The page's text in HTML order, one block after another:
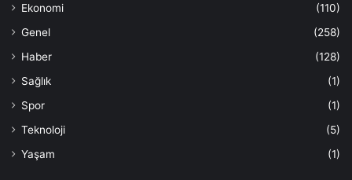
Ekonomi
(110)
Genel
(258)
Haber
(128)
Sağlık
(1)
Spor
(1)
Teknoloji
(5)
Yaşam
(1)